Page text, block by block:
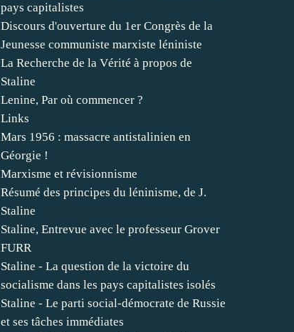
pays capitalistes
Discours d'ouverture du 1er Congrès de la
Jeunesse communiste marxiste léniniste
La Recherche de la Vérité à propos de
Staline
Lenine, Par où commencer ?
Links
Mars 1956 : massacre antistalinien en
Géorgie !
Marxisme et révisionnisme
Résumé des principes du léninisme, de J.
Staline
Staline, Entrevue avec le professeur Grover
FURR
Staline - La question de la victoire du
socialisme dans les pays capitalistes isolés
Staline - Le parti social-démocrate de Russie
et ses tâches immédiates